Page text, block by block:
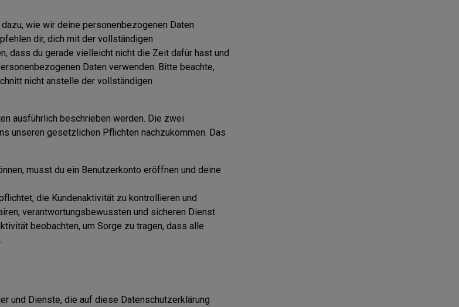
wie wir deine personenbezogenen Daten
dir, dich mit der vollständigen
dass du gerade vielleicht nicht die Zeit dafür hast und
Daten verwenden. Bitte beachte,
nicht anstelle der vollständigen
ausführlich beschrieben werden. Die zwei
unseren gesetzlichen Pflichten nachzukommen. Das
musst du ein Benutzerkonto eröffnen und deine
die Kundenaktivität zu kontrollieren und
verantwortungsbewussten und sicheren Dienst
beobachten, um Sorge zu tragen, dass alle
und Dienste, die auf diese Datenschutzerklärung